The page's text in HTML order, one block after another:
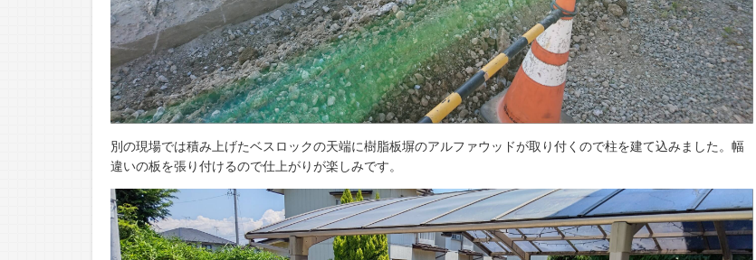
別の現場では積み上げたベスロックの天端に樹脂板塀のアルファウッドが取り付くので柱を建て込みました。幅
違いの板を張り付けるので仕上がりが楽しみです。